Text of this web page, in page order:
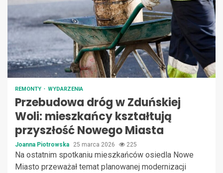
REMONTY WYDARZENIA
Przebudowa dróg w Zduńskiej
Woli: mieszkańcy kształtują
przyszłość Nowego Miasta
Joanna Piotrowska 25 marca 2026 225
Na ostatnim spotkaniu mieszkańców osiedla Nowe
Miasto przeważał temat planowanej modernizacji